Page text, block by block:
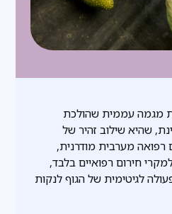
מגמה עממית שהולכת
שהיא שילוב זהיר של
רפואה מערבית מודרנית,
חירום רפואיים בלבד,
לגיטימית של הגוף לנקות